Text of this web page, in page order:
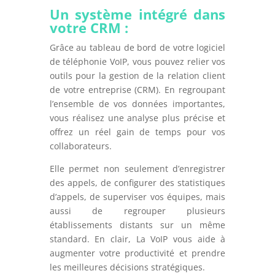
Un système intégré dans
votre CRM :
Grâce au tableau de bord de votre logiciel
de téléphonie VoIP, vous pouvez relier vos
outils pour la gestion de la relation client
de votre entreprise (CRM). En regroupant
l’ensemble de vos données importantes,
vous réalisez une analyse plus précise et
offrez un réel gain de temps pour vos
collaborateurs.
Elle permet non seulement d’enregistrer
des appels, de configurer des statistiques
d’appels, de superviser vos équipes, mais
aussi de regrouper plusieurs
établissements distants sur un même
standard. En clair, La VoIP vous aide à
augmenter votre productivité et prendre
les meilleures décisions stratégiques.